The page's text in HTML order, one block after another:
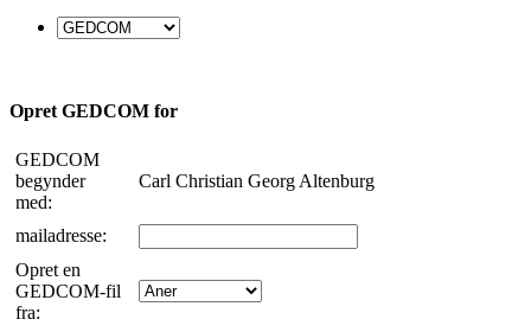
Opret GEDCOM for
GEDCOM
begynder
med:
Carl Christian Georg Altenburg
mailadresse:
Opret en
GEDCOM-fil
fra: